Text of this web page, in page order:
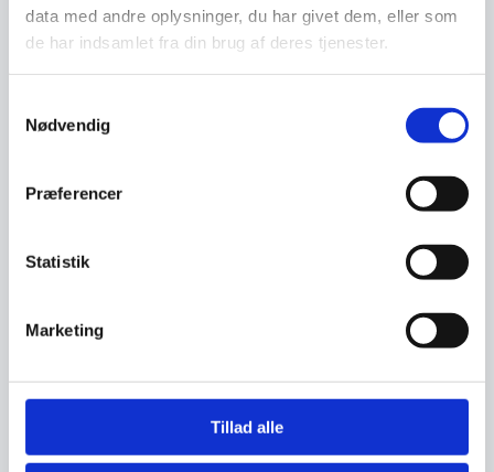
data med andre oplysninger, du har givet dem, eller som
de har indsamlet fra din brug af deres tjenester.
Nødvendig
Præferencer
Statistik
Marketing
Tillad alle
Kolja er partner i Kromann Reumert og er